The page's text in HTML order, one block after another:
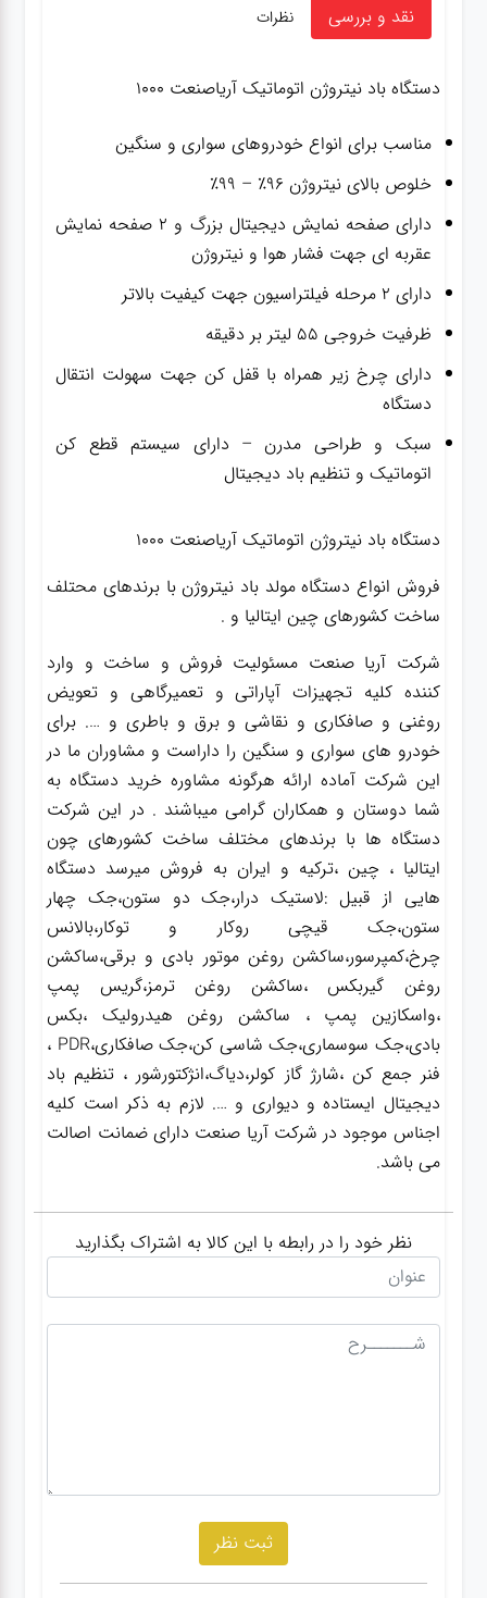
نقد و بررسی نظرات
دستگاه باد نیتروژن اتوماتیک آریاصنعت 1000
مناسب برای انواع خودروهای سواری و سنگین
خلوص بالای نیتروژن ۹۶٪ – ۹۹٪
دارای صفحه نمایش دیجیتال بزرگ و ۲ صفحه نمایش
عقربه ای جهت فشار هوا و نیتروژن
دارای ۲ مرحله فیلتراسیون جهت کیفیت بالاتر
ظرفیت خروجی ۵۵ لیتر بر دقیقه
دارای چرخ زیر همراه با قفل کن جهت سهولت انتقال
دستگاه
سبک و طراحی مدرن – دارای سیستم قطع کن
اتوماتیک و تنظیم باد دیجیتال
دستگاه باد نیتروژن اتوماتیک آریاصنعت 1000
فروش انواع دستگاه مولد باد نیتروژن با برندهای محتلف
ساخت کشورهای چین ایتالیا و .
شرکت آریا صنعت مسئولیت فروش و ساخت و وارد
کننده کلیه تجهیزات آپاراتی و تعمیرگاهی و تعویض
روغنی و صافکاری و نقاشی و برق و باطری و …. برای
خودرو های سواری و سنگین را داراست و مشاوران ما در
این شرکت آماده ارائه هرگونه مشاوره خرید دستگاه به
شما دوستان و همکاران گرامی میباشند . در این شرکت
دستگاه ها با برندهای مختلف ساخت کشورهای چون
ایتالیا ، چین ،ترکیه و ایران به فروش میرسد دستگاه
هایی از قبیل :لاستیک درار،جک دو ستون،جک چهار
ستون،جک قیچی روکار و توکار،بالانس
چرخ،کمپرسور،ساکشن روغن موتور بادی و برقی،ساکشن
روغن گیربکس ،ساکشن روغن ترمز،گریس پمپ
،واسکازین پمپ ، ساکشن روغن هیدرولیک ،بکس
بادی،جک سوسماری،جک شاسی کن،جک صافکاری،PDR ،
فنر جمع کن ،شارژ گاز کولر،دیاگ،انژکتورشور ، تنظیم باد
دیجیتال ایستاده و دیواری و …. لازم به ذکر است کلیه
اجناس موجود در شرکت آریا صنعت دارای ضمانت اصالت
می باشد.
نظر خود را در رابطه با این کالا به اشتراک بگذارید